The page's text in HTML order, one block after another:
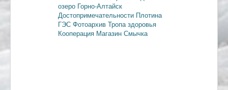
озеро Горно-Алтайск
Достопримечательности Плотина
ГЭС Фотоархив Тропа здоровья
Кооперация Магазин Смычка